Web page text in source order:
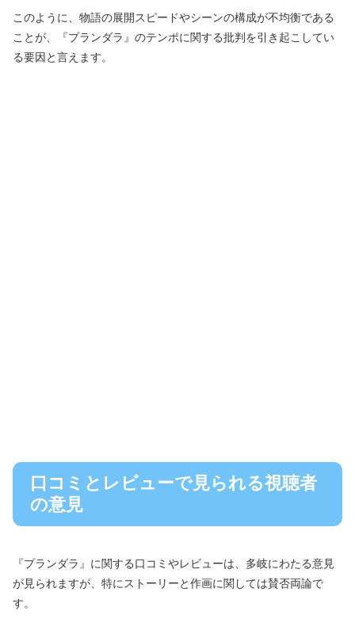
このように、物語の展開スピードやシーンの構成が不均衡である
ことが、『プランダラ』のテンポに関する批判を引き起こしてい
る要因と言えます。
口コミとレビューで見られる視聴者
の意見
『プランダラ』に関する口コミやレビューは、多岐にわたる意見
が見られますが、特にストーリーと作画に関しては賛否両論で
す。